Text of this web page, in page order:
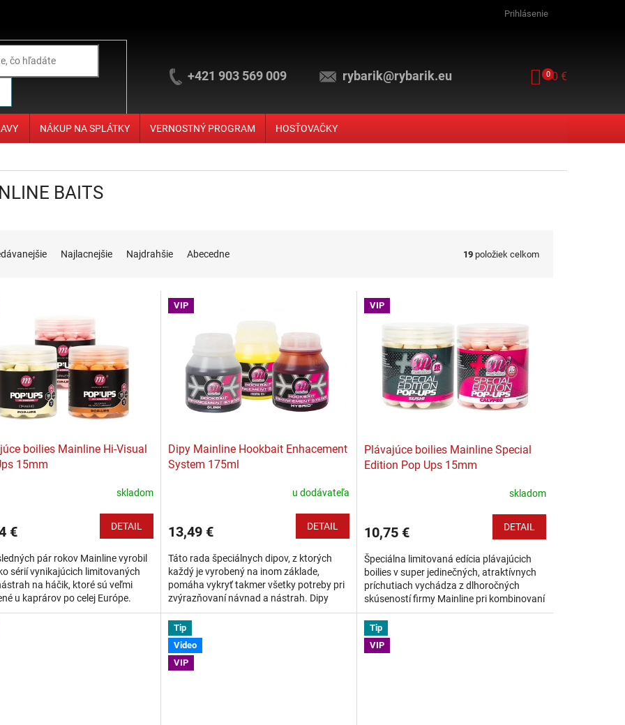
Prihlásenie
+421 903 569 009 rybarik@rybarik.eu NÁKUPNÝ
0 €
0
NÁKUP NA SPLÁTKY VERNOSTNÝ PROGRAM HOSŤOVAČKY
BAITS
Najlacnejšie Najdrahšie Abecedne 19 položiek celkom
produktov
boilies Mainline Hi-Visual
15mm
skladom
€ DETAIL
pár rokov Mainline vyrobil
sérií vynikajúcich limitovaných
na háčik, ktoré sú veľmi
u kaprárov po celej Európe.
medzi nimi dve, ktoré mali...
VIP
Dipy Mainline Hookbait Enhacement
System 175ml
u dodávateľa
13,49 € DETAIL
Táto rada špeciálnych dipov, z ktorých
každý je vyrobený na inom základe,
pomáha vykryť takmer všetky potreby pri
zvýrazňovaní návnad a nástrah. Dipy
obsahujú všetky potrebné prísady,
sladidlá a...
VIP
Plávajúce boilies Mainline Special
Edition Pop Ups 15mm
skladom
10,75 € DETAIL
Špeciálna limitovaná edícia plávajúcich
boilies v super jedinečných, atraktívnych
príchutiach vychádza z dlhoročných
skúseností firmy Mainline pri kombinovaní
veľmi účinných tekutých aróm,...
Tip
Video
VIP
Tip
VIP